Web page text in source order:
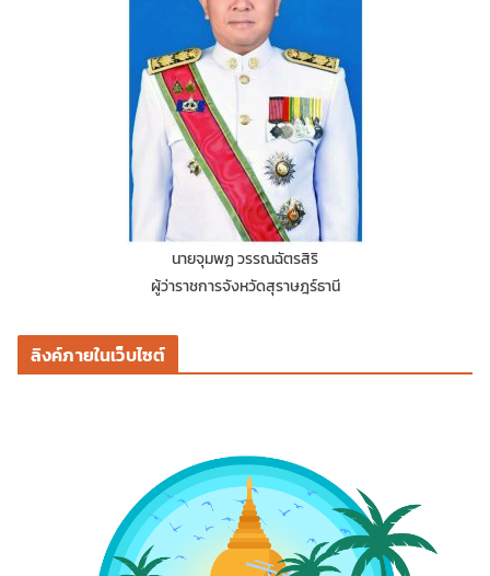
นายจุมพฏ วรรณฉัตรสิริ
ผู้ว่าราชการจังหวัดสุราษฎร์ธานี
ลิงค์ภายในเว็บไซต์